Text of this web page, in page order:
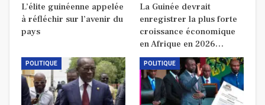
L’élite guinéenne appelée
à réfléchir sur l’avenir du
pays
La Guinée devrait
enregistrer la plus forte
croissance économique
en Afrique en 2026…
POLITIQUE POLITIQUE